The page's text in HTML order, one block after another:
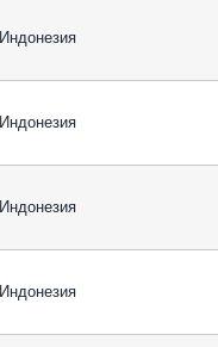
Индонезия
Индонезия
Индонезия
Индонезия